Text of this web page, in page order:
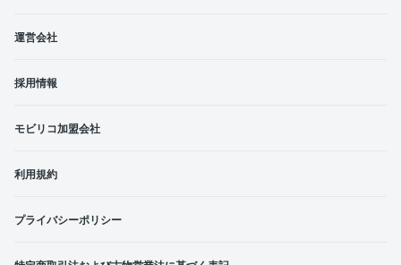
運営会社
採用情報
モビリコ加盟会社
利用規約
プライバシーポリシー